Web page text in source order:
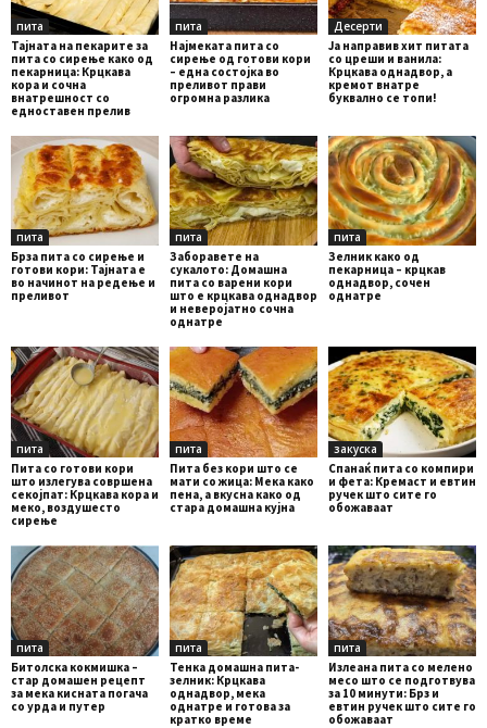
пита
Тајната на пекарите за
пита со сирење како од
пекарница: Крцкава
кора и сочна
внатрешност со
едноставен прелив
пита
Најмеката пита со
сирење од готови кори
– една состојка во
преливот прави
огромна разлика
Десерти
Ја направив хит питата
со цреши и ванила:
Крцкава однадвор, а
кремот внатре
буквално се топи!
пита
Брза пита со сирење и
готови кори: Тајната е
во начинот на редење и
преливот
пита
Заборавете на
сyкалото: Домашна
пита со варени кори
што е крцкава однадвор
и неверојатно сочна
однатре
пита
Зелник како од
пекарница – крцкав
однадвор, сочен
однатре
пита
Пита со готови кори
што излегува совршена
секојпат: Крцкава кора и
меко, воздушесто
сирење
пита
Пита без кори што се
мати со жица: Мека како
пена, а вкусна како од
стара домашна кујна
закуска
Спанаќ пита со компири
и фета: Кремаст и евтин
ручек што сите го
обожаваат
пита
Битолска кокмишка –
стар домашен рецепт
за мека кисната погача
со урда и путер
пита
Тенка домашна пита-
зелник: Крцкава
однадвор, мека
однатре и готова за
кратко време
пита
Излеана пита со мелено
месо што се подготвува
за 10 минути: Брз и
евтин ручек што сите го
обожаваат